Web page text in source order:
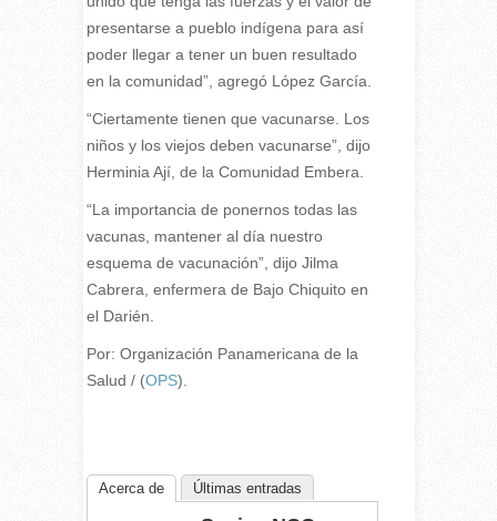
presentarse a pueblo indígena para así
poder llegar a tener un buen resultado
en la comunidad”, agregó López García.
“Ciertamente tienen que vacunarse. Los
niños y los viejos deben vacunarse”, dijo
Herminia Ají, de la Comunidad Embera.
“La importancia de ponernos todas las
vacunas, mantener al día nuestro
esquema de vacunación”, dijo Jilma
Cabrera, enfermera de Bajo Chiquito en
el Darién.
Por: Organización Panamericana de la
Salud / (OPS).
Acerca de Últimas entradas